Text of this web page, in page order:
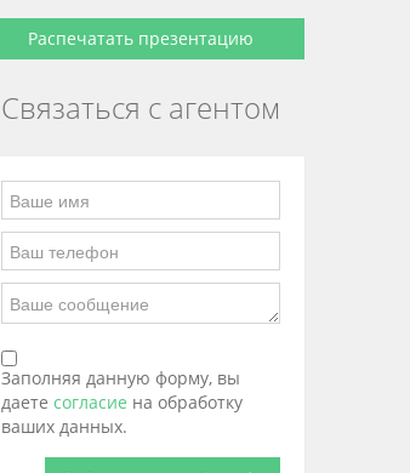
Распечатать презентацию
Связаться с агентом
Заполняя данную форму, вы
даете согласие на обработку
ваших данных.